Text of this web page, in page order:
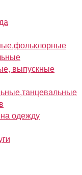
выпускные
одежду